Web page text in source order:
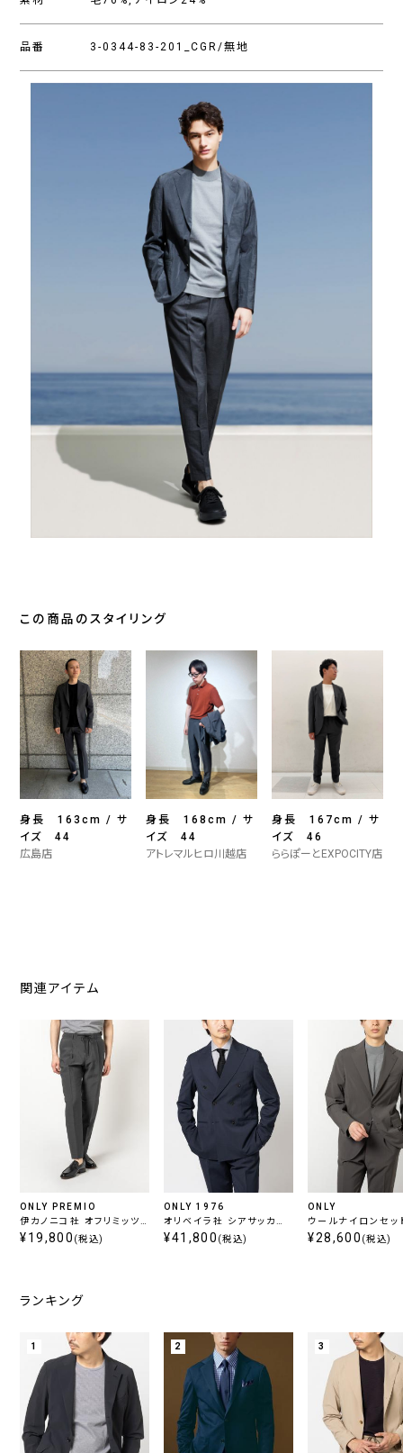
品番 3-0344-83-201_CGR/無地
この商品のスタイリング
身長 163cm / サ
イズ 44
広島店
身長 168cm / サ
イズ 44
アトレマルヒロ川越店
身長 167cm / サ
イズ 46
ららぽーとEXPOCITY店
関連アイテム
ONLY PREMIO
伊カノニコ社 オフリミッツ
セットアップパンツ チャコ
¥19,800 (税込)
ONLY 1976
オリベイラ社 シアサッカー
セットアップダブルジャケッ
¥41,800 (税込)
ONLY
ウールナイロンセッ
ジャケット グリーン
¥28,600 (税込)
ランキング
1 2 3